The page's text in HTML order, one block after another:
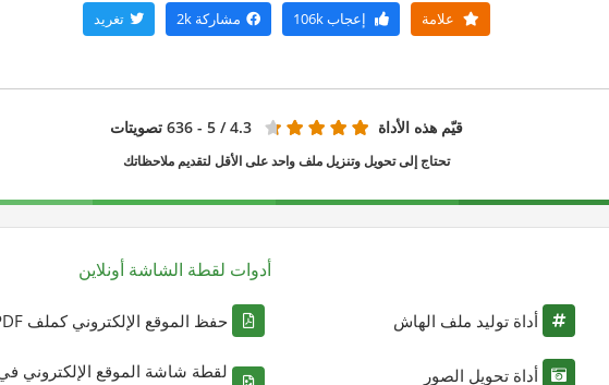
علامة إعجاب مشاركة 2k تغريد
قيّم هذه الأداة 4.3 / 5 - 636 تصويتات
تحتاج إلى تحويل وتنزيل ملف واحد على الأقل لتقديم ملاحظاتك
أداة توليد ملف الهاش
أداة تحويل الصور
أدوات لقطة الشاشة أونلاين
حفظ الموقع الإلكتروني كملف PDF
لقطة شاشة الموقع الإلكتروني